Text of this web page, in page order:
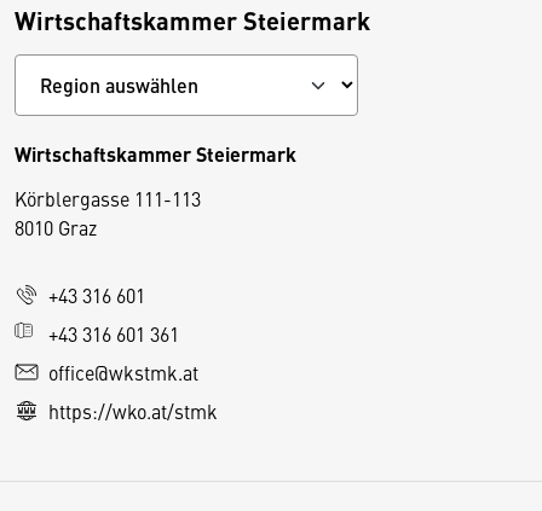
Wirtschaftskammer Steiermark
Wirtschaftskammer Steiermark
Körblergasse 111-113
8010 Graz
+43 316 601
+43 316 601 361
office@wkstmk.at
https://wko.at/stmk
D
i
s
e
S
e